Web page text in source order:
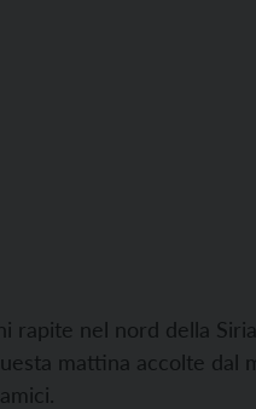
rapite nel nord della
mattina accolte dal